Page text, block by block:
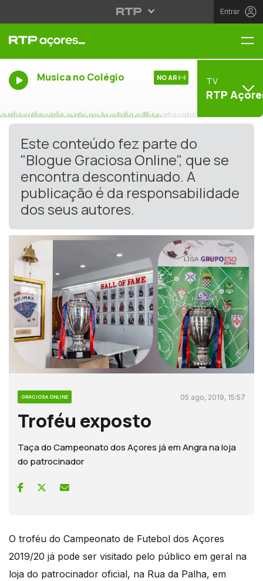
Entrar
Musica no Colégio NO AR TV
RTP
Este conteúdo fez parte do
"Blogue Graciosa Online", que se
encontra descontinuado. A
publicação é da responsabilidade
dos seus autores.
GRACIOSA ONLINE 05 ago, 2019, 15:57
Troféu exposto
Taça do Campeonato dos Açores já em Angra na loja
do patrocinador
O troféu do Campeonato de Futebol dos Açores
2019/20 já pode ser visitado pelo público em geral na
loja do patrocinador oficial, na Rua da Palha, em